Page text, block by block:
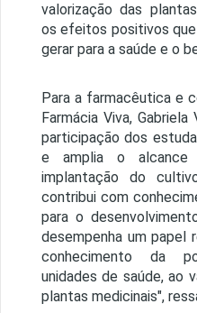
valorização das
os efeitos positivos
gerar para a saúde e o
Para a farmacêutica e
Farmácia Viva,
participação dos
e amplia o alcance
implantação do
contribui com
para o
desempenha um papel
conhecimento da
unidades de saúde, ao
plantas medicinais",